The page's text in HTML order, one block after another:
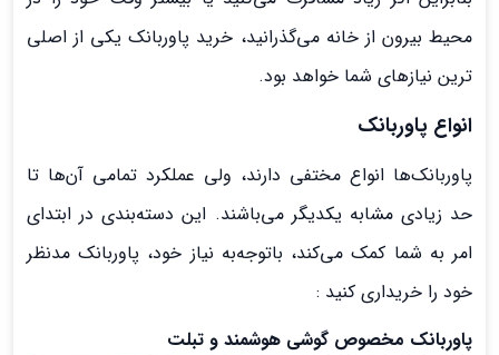
محیط بیرون از خانه می‌گذرانید، خرید پاوربانک یکی از اصلی
ترین نیازهای شما خواهد بود.
انواع پاوربانک
پاوربانک‌ها انواع مختفی دارند، ولی عملکرد تمامی آن‌ها تا
حد زیادی مشابه یکدیگر می‌باشند. این دسته‌بندی در ابتدای
امر به‌ شما کمک می‌کند، باتوجه‌به نیاز خود، پاوربانک مدنظر
خود را خریداری کنید :
پاوربانک مخصوص گوشی هوشمند و تبلت